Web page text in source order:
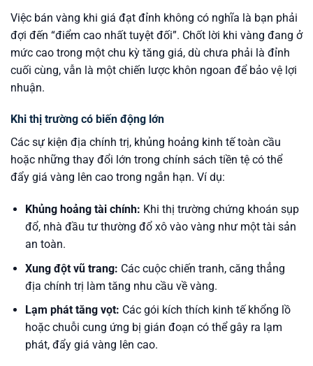
Việc bán vàng khi giá đạt đỉnh không có nghĩa là bạn phải
đợi đến “điểm cao nhất tuyệt đối”. Chốt lời khi vàng đang ở
mức cao trong một chu kỳ tăng giá, dù chưa phải là đỉnh
cuối cùng, vẫn là một chiến lược khôn ngoan để bảo vệ lợi
nhuận.
Khi thị trường có biến động lớn
Các sự kiện địa chính trị, khủng hoảng kinh tế toàn cầu
hoặc những thay đổi lớn trong chính sách tiền tệ có thể
đẩy giá vàng lên cao trong ngắn hạn. Ví dụ:
Khủng hoảng tài chính: Khi thị trường chứng khoán sụp
đổ, nhà đầu tư thường đổ xô vào vàng như một tài sản
an toàn.
Xung đột vũ trang: Các cuộc chiến tranh, căng thẳng
địa chính trị làm tăng nhu cầu về vàng.
Lạm phát tăng vọt: Các gói kích thích kinh tế khổng lồ
hoặc chuỗi cung ứng bị gián đoạn có thể gây ra lạm
phát, đẩy giá vàng lên cao.